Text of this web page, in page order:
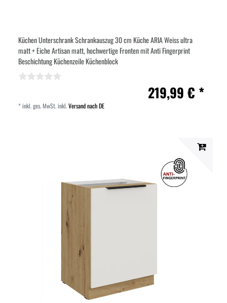
Küchen Unterschrank Schrankauszug 30 cm Küche ARIA Weiss ultra
matt + Eiche Artisan matt, hochwertige Fronten mit Anti Fingerprint
Beschichtung Küchenzeile Küchenblock
219,99 € *
*inkl. ges. MwSt.inkl.Versand nach DE